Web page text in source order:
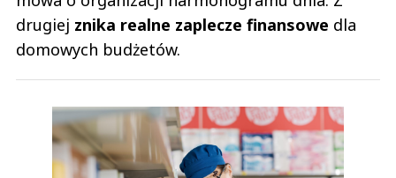
drugiej znika realne zaplecze finansowe dla
domowych budżetów.